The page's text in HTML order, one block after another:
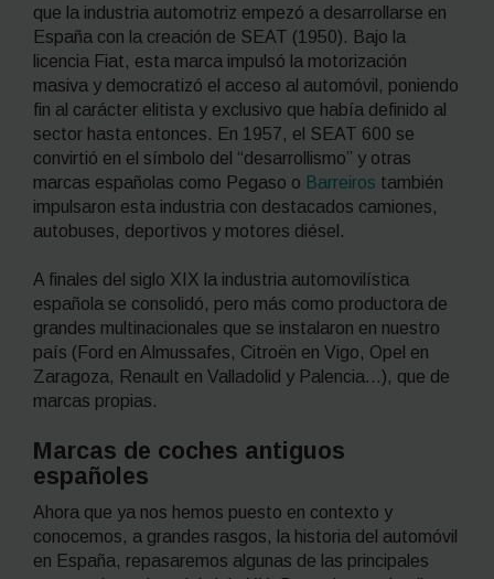
que la industria automotriz empezó a desarrollarse en
España con la creación de SEAT (1950). Bajo la
licencia Fiat, esta marca impulsó la motorización
masiva y democratizó el acceso al automóvil, poniendo
fin al carácter elitista y exclusivo que había definido al
sector hasta entonces. En 1957, el SEAT 600 se
convirtió en el símbolo del “desarrollismo” y otras
marcas españolas como Pegaso o Barreiros también
impulsaron esta industria con destacados camiones,
autobuses, deportivos y motores diésel.
A finales del siglo XIX la industria automovilística
española se consolidó, pero más como productora de
grandes multinacionales que se instalaron en nuestro
país (Ford en Almussafes, Citroën en Vigo, Opel en
Zaragoza, Renault en Valladolid y Palencia…), que de
marcas propias.
Marcas de coches antiguos
españoles
Ahora que ya nos hemos puesto en contexto y
conocemos, a grandes rasgos, la historia del automóvil
en España, repasaremos algunas de las principales